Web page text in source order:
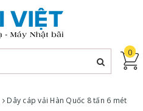
0
Dây cáp vải Hàn Quốc 8 tấn 6 mét